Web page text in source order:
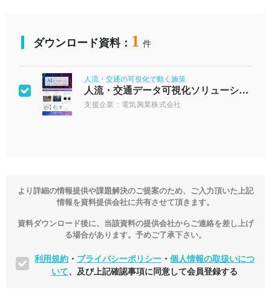
ダウンロード資料： 1 件
人流・交通の可視化で動く施策
人流・交通データ可視化ソリューション
支援企業：電気興業株式会社
より詳細の情報提供や課題解決のご提案のため、ご入力頂いた上記
情報を資料提供会社に共有させて頂きます。
資料ダウンロード後に、当該資料の提供会社からご連絡を差し上げ
る場合があります。予めご了承下さい。
利用規約 ・ プライバシーポリシー ・ 個人情報の取扱いにつ
いて、及び上記確認事項に同意して会員登録する